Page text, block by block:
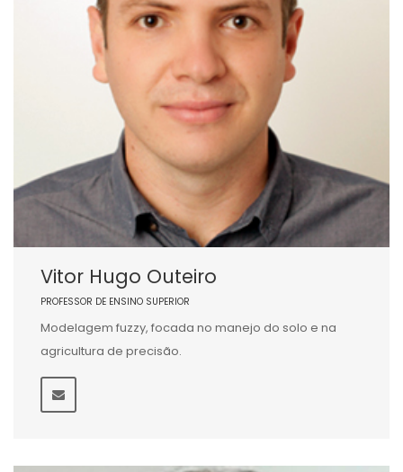
Vitor Hugo Outeiro
PROFESSOR DE ENSINO SUPERIOR
Modelagem fuzzy, focada no manejo do solo e na
agricultura de precisão.